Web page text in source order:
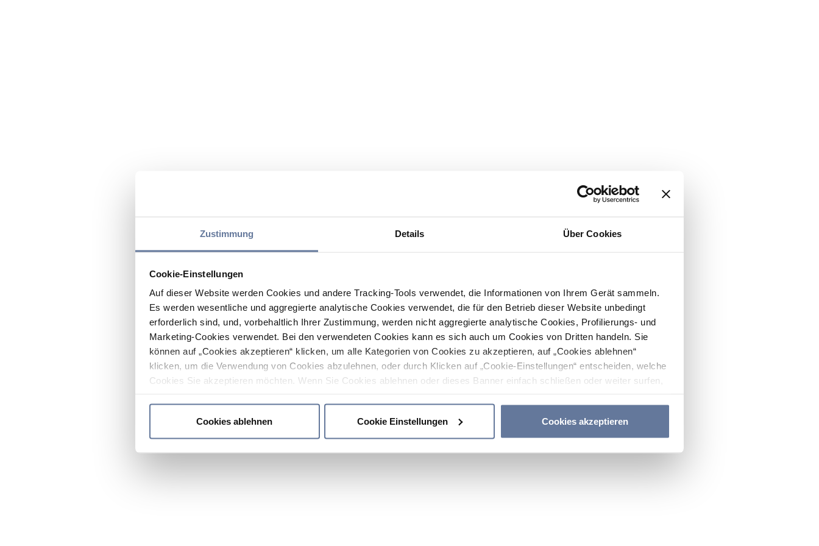
Zustimmung Details Über Cookies
Cookie-Einstellungen
Auf dieser Website werden Cookies und andere Tracking-Tools verwendet, die Informationen von Ihrem Gerät sammeln.
Es werden wesentliche und aggregierte analytische Cookies verwendet, die für den Betrieb dieser Website unbedingt
erforderlich sind, und, vorbehaltlich Ihrer Zustimmung, werden nicht aggregierte analytische Cookies, Profilierungs- und
Marketing-Cookies verwendet. Bei den verwendeten Cookies kann es sich auch um Cookies von Dritten handeln. Sie
können auf „Cookies akzeptieren“ klicken, um alle Kategorien von Cookies zu akzeptieren, auf „Cookies ablehnen“
klicken, um die Verwendung von Cookies abzulehnen, oder durch Klicken auf „Cookie-Einstellungen“ entscheiden, welche
Cookies Sie akzeptieren möchten. Wenn Sie Cookies ablehnen oder dieses Banner einfach schließen oder weiter surfen,
Cookies ablehnen
Cookie Einstellungen Cookies akzeptieren